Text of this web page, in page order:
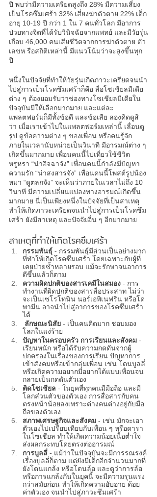
ปี พบว่ามีความเครียดสูงถึง 28% มีความเสี่ยง
เป็นโรคซึมเศร้า 32% เสี่ยงฆ่าตัวตาย 22% เด็ก
อายุ 10-19 ปี กว่า 1 ใน 7 คนทั่วโลก มีอาการ
ป่วยทางจิตที่ได้รับวินิจฉัยจากแพทย์ และมีวัยรุ่น
เกือบ 46,000 คนเสียชีวิตจากการฆ่าตัวตาย ตัว
เลขห รือสถิติเหล่านี้ มีแนวโน้มว่าจะสูงขึ้นทุก
ปี
หนึ่งในปัจจัยที่ทำให้วัยรุ่นเกิดภาวะเครียดจนนำ
ไปสู่การเป็นโรคซึมเศร้าก็คือ สื่อโซเชียลมีเดีย
ต่าง ๆ ต้องยอมรับว่าช่องทางโซเชียลมีเดียใน
ปัจจุบันมีให้เลือกมากมาย และแต่ละ
แพลตฟอร์มก็มีทั้งข้อดี และข้อเสีย ลองคิดดูสิ
ว่า เมื่อเราเข้าไปในแพลตฟอร์มเหล่านี้ เลื่อนดู
รูป ดูข้อความต่าง ๆ ของเพื่อน หรือคนรู้จัก
ภายในเวลานับหน่วยเป็นวินาที มีอารมณ์ต่าง ๆ
เกิดขึ้นมากมาย เพื่อนคนนี้ไปเที่ยวใช้ชีวิต
หรูหรา “น่าอิจฉาจัง” เพื่อนคนนี้กำลังมีปัญหา
ความรัก “น่าสงสารจัง” เพื่อนคนนี้โพสต์รูปน้อง
หมา “ดูตลกจัง” จะเห็นว่าภายในเวลาไม่ถึง 10
วินาที มีความเปลี่ยนแปลงทางอารมณ์เกิดขึ้น
มากมาย นี่เป็นเพียงหนึ่งในปัจจัยที่เป็นสาเหตุ
ทำให้เกิดภาวะเครียดจนนำไปสู่การเป็นโรคซึม
เศร้า ยังมีสาเหตุ และปัจจัยอื่น ๆ อีกมากมาย
สาเหตุที่ทำให้เกิดโรคซึมเศร้า
กรรมพันธุ์ - กรรมพันธุ์มีส่วนเป็นอย่างมาก
ที่ทำให้เกิดโรคซึมเศร้า โดยเฉพาะกับผู้ที่
เคยป่วยซ้ำหลายรอบ แม้จะรักษาจนอาการ
ดีขึ้นแล้วก็ตาม
ความผิดปกติของสารเคมีในสมอง - การ
ทำงานที่ผิดปกติของสารสื่อประสาท ไม่ว่า
จะเป็นเซโรโทนิน นอร์เอพิเนฟริน หรือโด
พามีน อาจนำไปสู่อาการของโรคซึมเศร้า
ได้
ลักษณะนิสัย - เป็นคนคิดมาก ชอบมอง
โลกในแง่ร้าย
ปัญหาในครอบครัว การเรียนและสังคม -
เรียนหนัก หรือได้รับความกดดันจากผู้
ปกครองในเรื่องของการเรียน ปัญหาการ
เข้าสังคมหรือเข้ากลุ่มเพื่อน เช่น โดนบูลลี่
หรือเกิดความอยากมีอยากได้แบบเพื่อนจน
กลายเป็นกดดันตัวเอง
ติดโซเชียล - ในยุคที่ทุกคนมีมือถือ และมี
โลกส่วนตัวของตัวเอง การสื่อสารกับคน
ตรงหน้าน้อยลงเพราะต่างคนต่างอยู่กับมือ
ถือของตัวเอง
สภาพเศรษฐกิจและสังคม - เช่น มักจะเอา
ตัวเองไปเปรียบเทียบกับเพื่อน ๆ หรือดารา
ในโซเชียล ทำให้เกิดความน้อยเนื้อต่ำใจ
ส่งผลกระทบโดยตรงต่ออารมณ์
การบูลลี่ - แม้ว่าในปัจจุบันจะมีการรณรงค์
เรื่องบูลลี่ก็ตาม แต่ยังมีเด็กอีกจำนวนมากที่
ยังโดนแกล้ง หรือโดนล้อ และดูว่าการล้อ
หรือการแกล้งกันในยุคนี้ จะมีความรุนแรง
กว่าสมัยก่อน ทำให้เกิดความอับอาย ด้อย
ค่าตัวเอง จนนำไปสู่ภาวะซึมเศร้า